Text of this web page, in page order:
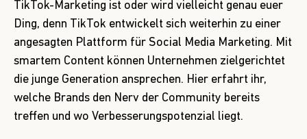
TikTok-Marketing ist oder wird vielleicht genau euer
Ding, denn TikTok entwickelt sich weiterhin zu einer
angesagten Plattform für Social Media Marketing. Mit
smartem Content können Unternehmen zielgerichtet
die junge Generation ansprechen. Hier erfahrt ihr,
welche Brands den Nerv der Community bereits
treffen und wo Verbesserungspotenzial liegt.